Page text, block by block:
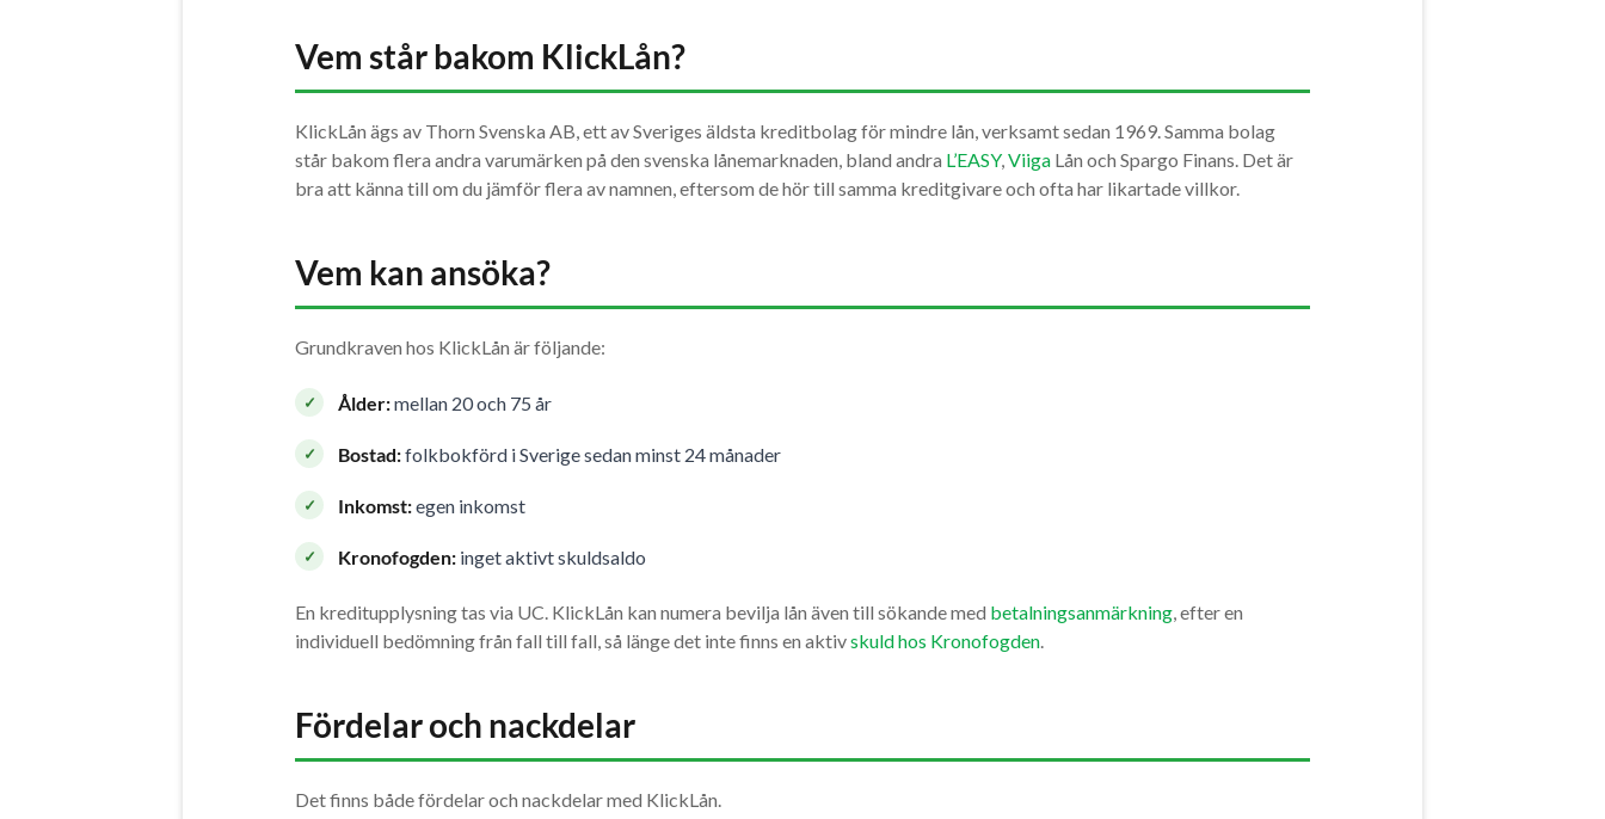
Vem står bakom KlickLån?
KlickLån ägs av Thorn Svenska AB, ett av Sveriges äldsta kreditbolag för mindre lån, verksamt sedan 1969. Samma bolag
står bakom flera andra varumärken på den svenska lånemarknaden, bland andra L’EASY,Viiga Lån och Spargo Finans. Det är
bra att känna till om du jämför flera av namnen, eftersom de hör till samma kreditgivare och ofta har likartade villkor.
Vem kan ansöka?
Grundkraven hos KlickLån är följande:
Ålder:mellan 20 och 75 år
Bostad:folkbokförd i Sverige sedan minst 24 månader
Inkomst:egen inkomst
Kronofogden: inget aktivt skuldsaldo
En kreditupplysning tas via UC. KlickLån kan numera bevilja lån även till sökande med betalningsanmärkning, efter en
individuell bedömning från fall till fall, så länge det inte finns en aktivskuld hos Kronofogden.
Fördelar och nackdelar
Det finns både fördelar och nackdelar med KlickLån.